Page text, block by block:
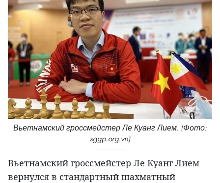
Вьетнамский гроссмейстер Ле Куанг Лием. (Фото:
sggp.org.vn)
Вьетнамский гроссмейстер Ле Куанг Лием
вернулся в стандартный шахматный